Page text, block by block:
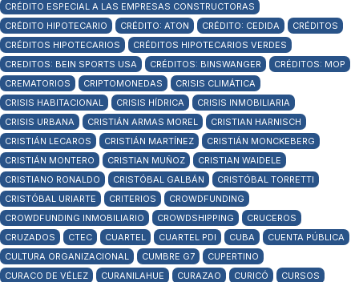
CRÉDITO ESPECIAL A LAS EMPRESAS CONSTRUCTORAS
CRÉDITO HIPOTECARIO
CRÉDITO: ATON CRÉDITO: CEDIDA
CRÉDITOS
CRÉDITOS HIPOTECARIOS
CRÉDITOS HIPOTECARIOS VERDES
CREDITOS: BEIN SPORTS USA
CRÉDITOS: BINSWANGER
CRÉDITOS: MOP
CREMATORIOS
CRIPTOMONEDAS
CRISIS CLIMÁTICA
CRISIS HABITACIONAL
CRISIS HÍDRICA
CRISIS INMOBILIARIA
CRISIS URBANA
CRISTIÁN ARMAS MOREL
CRISTIAN HARNISCH
CRISTIÁN LECAROS
CRISTIÁN MARTÍNEZ
CRISTIÁN MONCKEBERG
CRISTIÁN MONTERO
CRISTIAN MUÑOZ
CRISTIAN WAIDELE
CRISTIANO RONALDO
CRISTÓBAL GALBÁN
CRISTÓBAL TORRETTI
CRISTÓBAL URIARTE
CRITERIOS
CROWDFUNDING
CROWDFUNDING INMOBILIARIO
CROWDSHIPPING
CRUCEROS
CRUZADOS
CTEC CUARTEL CUARTEL PDI CUBA
CUENTA PÚBLICA
CULTURA ORGANIZACIONAL
CUMBRE G7
CUPERTINO
CURACO DE VÉLEZ
CURANILAHUE CURAZAO CURICÓ CURSOS